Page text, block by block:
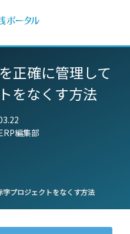
正確に管理して
をなくす方法
編集部
プロジェクトをなくす方法